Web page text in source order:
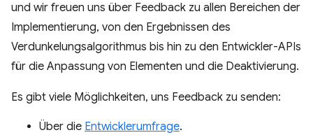
und wir freuen uns über Feedback zu allen Bereichen der
Implementierung, von den Ergebnissen des
Verdunkelungsalgorithmus bis hin zu den Entwickler-APIs
für die Anpassung von Elementen und die Deaktivierung.
Es gibt viele Möglichkeiten, uns Feedback zu senden:
Über die Entwicklerumfrage.